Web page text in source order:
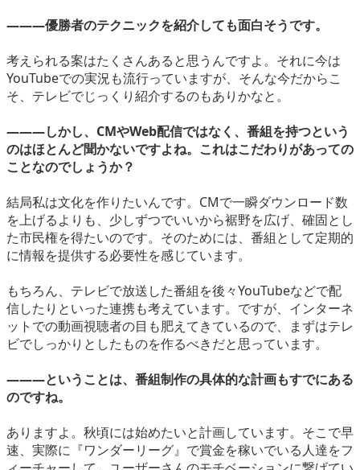
―――優勝者のテクニックを紹介しても面白そうです。
考えられる案はたくさんあると思うんですよ。それに今は
YouTubeでの実況も流行っていますが、そんな今だからこ
そ、テレビでじっくり紹介するのもありかなと。
―――しかし、CMやWeb配信ではなく、番組を持つという
のはほとんど聞かないですよね。これはこだわりがあっての
ことなのでしょうか？
結局私は文化を作りたいんです。CMで一瞬ダウンロード数
を上げるよりも、少しずつでいいから裾野を広げ、確固とし
た市民権を得たいのです。そのためには、番組として定期的
に情報を提供する必要性を感じています。
もちろん、テレビで放送した番組を後々YouTubeなどで配
信したりといった連携も考えています。ですが、インターネ
ットでの動画視聴者の目も肥えてきているので、まずはテレ
ビでしっかりとしたものを作るべきだと思っています。
―――ということは、番組制作の具体的な計画もすでにある
のですね。
ありますよ。秋頃には始めたいと計画しています。そこで早
速、実際に『ワンダーリーグ』で賞金を稼いでいる人達をフ